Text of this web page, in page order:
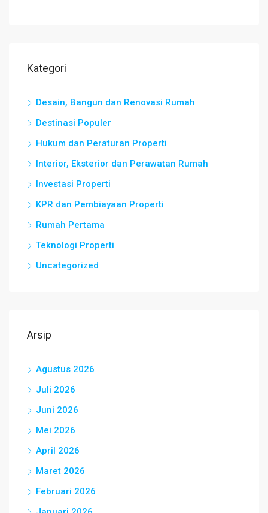
Kategori
Desain, Bangun dan Renovasi Rumah
Destinasi Populer
Hukum dan Peraturan Properti
Interior, Eksterior dan Perawatan Rumah
Investasi Properti
KPR dan Pembiayaan Properti
Rumah Pertama
Teknologi Properti
Uncategorized
Arsip
Agustus 2026
Juli 2026
Juni 2026
Mei 2026
April 2026
Maret 2026
Februari 2026